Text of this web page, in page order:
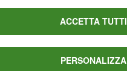
e la risposta
ACCETTA TUTTI
PERSONALIZZA